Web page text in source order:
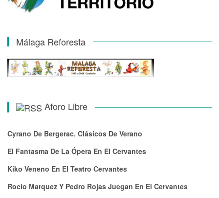
Málaga Reforesta
Aforo Libre
Cyrano De Bergerac, Clásicos De Verano
El Fantasma De La Ópera En El Cervantes
Kiko Veneno En El Teatro Cervantes
Rocío Marquez Y Pedro Rojas Juegan En El Cervantes